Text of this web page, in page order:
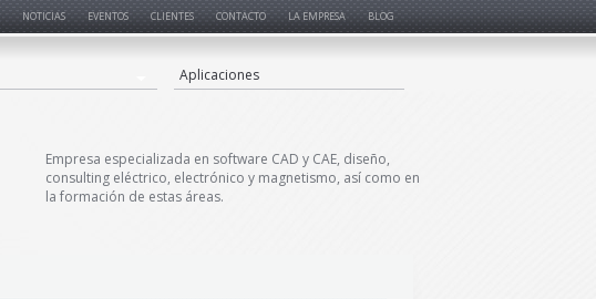
Empresa especializada en software CAD y CAE, diseño,
consulting eléctrico, electrónico y magnetismo, así como en
la formación de estas áreas.
NOTICIAS EVENTOS CLIENTES CONTACTO LA EMPRESA BLOG
Aplicaciones